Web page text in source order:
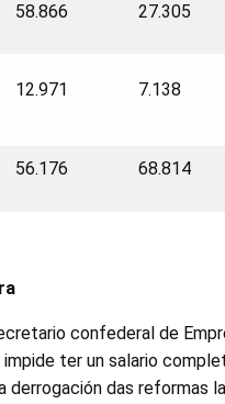
58.866 27.305
12.971 7.138
56.176 68.814
confederal de
ter un salario
derrogación das reformas